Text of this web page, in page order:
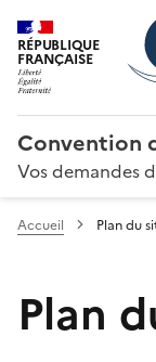
RÉPUBLIQUE
FRANÇAISE
Convention
Vos demandes
Accueil Plan du
Plan